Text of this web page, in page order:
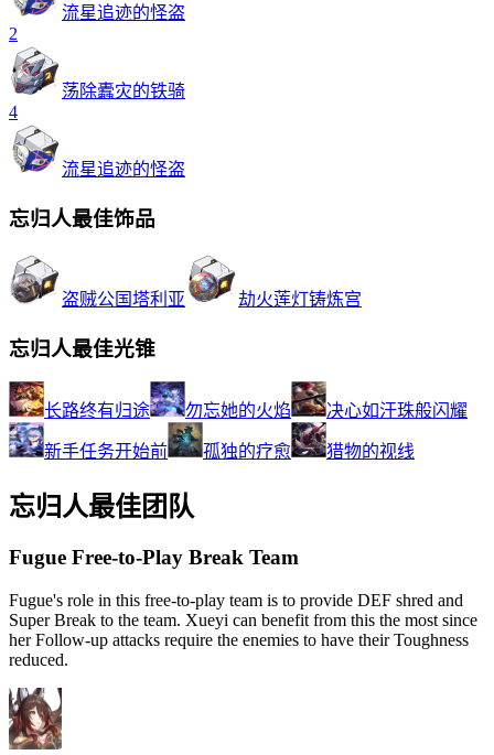
流星追迹的怪盗
2
荡除蠹灾的铁骑
4
流星追迹的怪盗
忘归人最佳饰品
盗贼公国塔利亚 劫火莲灯铸炼宫
忘归人最佳光锥
长路终有归途 勿忘她的火焰 决心如汗珠般闪耀
新手任务开始前 孤独的疗愈 猎物的视线
忘归人最佳团队
Fugue Free-to-Play Break Team
Fugue's role in this free-to-play team is to provide DEF shred and
Super Break to the team. Xueyi can benefit from this the most since
her Follow-up attacks require the enemies to have their Toughness
reduced.